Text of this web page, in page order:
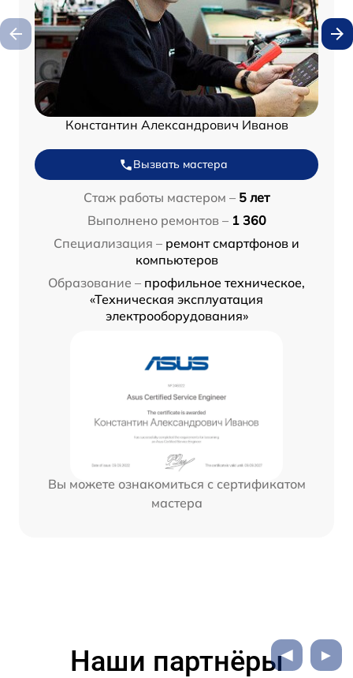
Константин Александрович Иванов
Вызвать мастера
Стаж работы мастером – 5 лет
Выполнено ремонтов – 1 360
Специализация – ремонт смартфонов и
компьютеров
Образование – профильное техническое,
«Техническая эксплуатация
электрооборудования»
Вы можете ознакомиться с сертификатом
мастера
Наши партнёры